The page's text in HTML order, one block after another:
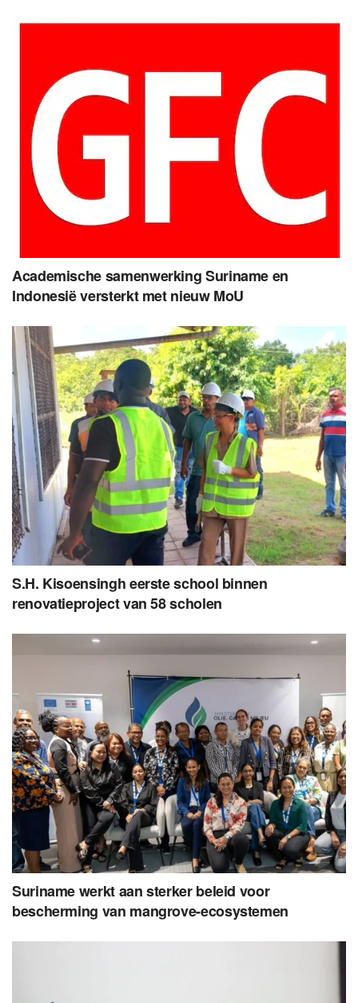
Academische samenwerking Suriname en
Indonesië versterkt met nieuw MoU
S.H. Kisoensingh eerste school binnen
renovatieproject van 58 scholen
Suriname werkt aan sterker beleid voor
bescherming van mangrove-ecosystemen